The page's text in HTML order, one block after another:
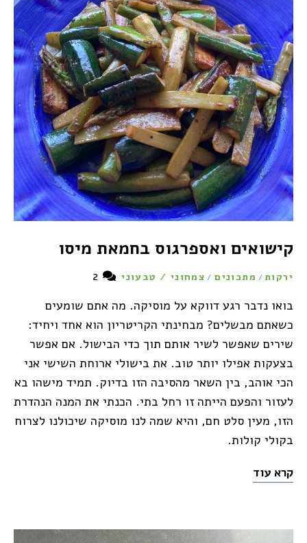
קישואים ואספרגוס בחמאת מיסו
ירקות / מתכונים / צמחוני / טבעוני 2
בואו נדבר רגע דווקא על מוסיקה. מה אתם שומעים
כשאתם מבשלים? מבחינתי הקריטריון הוא אחד ויחיד:
שירים שאפשר לשיר אותם תוך כדי הבישול. אם אפשר
בצעקות אפילו יותר טוב. את בישולי ארוחת השישי אני
הכי אוהב, בין השאר מהסיבה הזו בדיוק. תמיד מישהו בא
לעזור והפעם הייתה זו רחל בתי. הכנתי את המנה הנהדרת
הזו, מעין סלט חם, והיא שמה לנו מוסיקה שיכולנו לצרוח
בקולי קולות.
קרא עוד